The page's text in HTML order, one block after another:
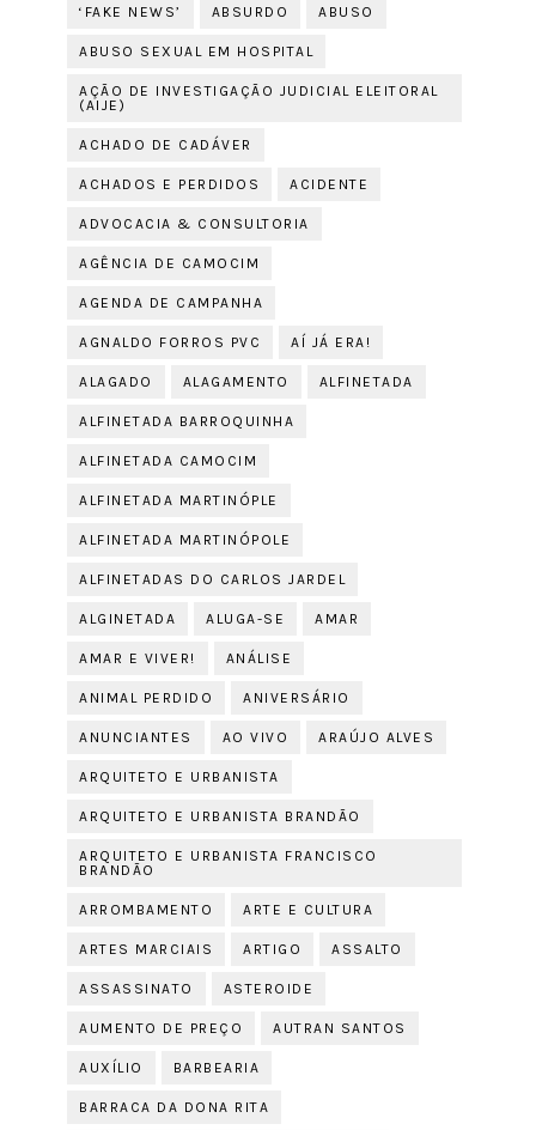
‘FAKE NEWS’ ABSURDO ABUSO
ABUSO SEXUAL EM HOSPITAL
AÇÃO DE INVESTIGAÇÃO JUDICIAL ELEITORAL
(AIJE)
ACHADO DE CADÁVER
ACHADOS E PERDIDOS ACIDENTE
ADVOCACIA & CONSULTORIA
AGÊNCIA DE CAMOCIM
AGENDA DE CAMPANHA
AGNALDO FORROS PVC AÍ JÁ ERA!
ALAGADO ALAGAMENTO ALFINETADA
ALFINETADA BARROQUINHA
ALFINETADA CAMOCIM
ALFINETADA MARTINÓPLE
ALFINETADA MARTINÓPOLE
ALFINETADAS DO CARLOS JARDEL
ALGINETADA ALUGA-SE AMAR
AMAR E VIVER! ANÁLISE
ANIMAL PERDIDO ANIVERSÁRIO
ANUNCIANTES AO VIVO ARAÚJO ALVES
ARQUITETO E URBANISTA
ARQUITETO E URBANISTA BRANDÃO
ARQUITETO E URBANISTA FRANCISCO
BRANDÃO
ARROMBAMENTO ARTE E CULTURA
ARTES MARCIAIS ARTIGO ASSALTO
ASSASSINATO ASTEROIDE
AUMENTO DE PREÇO AUTRAN SANTOS
AUXÍLIO BARBEARIA
BARRACA DA DONA RITA